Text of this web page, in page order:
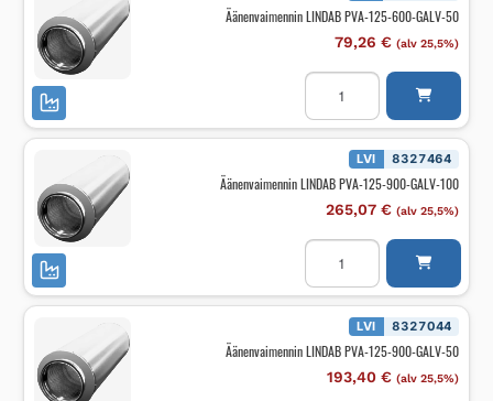
määrä
Äänenvaimennin LINDAB PVA-125-600-GALV-50
79,26 € (alv 25,5%)
Äänenvaimennin
LINDAB
125-
600-
määrä
LVI 8327464
Äänenvaimennin LINDAB PVA-125-900-GALV-100
265,07 € (alv 25,5%)
Äänenvaimennin
LINDAB
125-
900-
määrä
LVI 8327044
Äänenvaimennin LINDAB PVA-125-900-GALV-50
193,40 € (alv 25,5%)